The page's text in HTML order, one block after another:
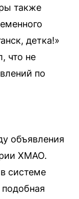
также
детка!»
что не
по
объявления
ХМАО.
системе